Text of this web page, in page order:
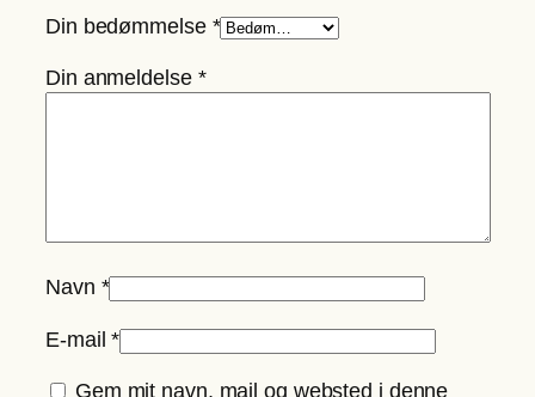
Din bedømmelse *
Din anmeldelse *
Navn *
E-mail*
Gem mit navn, mail og websted i denne